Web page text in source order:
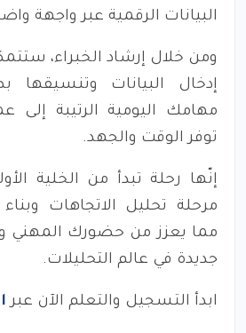
البيانات الرقمية عبر واجهة
ومن خلال إرشاد الخبراء،
إدخال البيانات وتنسيقها
مهامك اليومية الرتيبة إلى
توفر الوقت والجهد.
إنّها رحلة تبدأ من الخلية
مرحلة تحليل الاتجاهات وبناء
مما يعزز من حضورك المهني
جديدة في عالم التحليلات.
ابدأ التسجيل والتعلم الآن عبر